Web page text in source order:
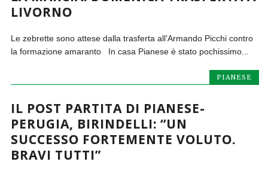
LIVORNO
Le zebrette sono attese dalla trasferta all’Armando Picchi contro
la formazione amaranto In casa Pianese è stato pochissimo...
PIANESE
IL POST PARTITA DI PIANESE-
PERUGIA, BIRINDELLI: “UN
SUCCESSO FORTEMENTE VOLUTO.
BRAVI TUTTI”